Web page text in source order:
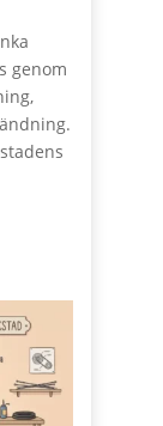
genom